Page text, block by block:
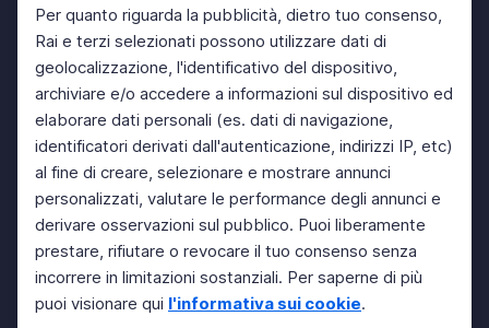
Per quanto riguarda la pubblicità, dietro tuo consenso,
Rai e terzi selezionati possono utilizzare dati di
geolocalizzazione, l'identificativo del dispositivo,
archiviare e/o accedere a informazioni sul dispositivo ed
elaborare dati personali (es. dati di navigazione,
identificatori derivati dall'autenticazione, indirizzi IP, etc)
al fine di creare, selezionare e mostrare annunci
personalizzati, valutare le performance degli annunci e
derivare osservazioni sul pubblico. Puoi liberamente
prestare, rifiutare o revocare il tuo consenso senza
incorrere in limitazioni sostanziali. Per saperne di più
puoi visionare qui l'informativa sui cookie.